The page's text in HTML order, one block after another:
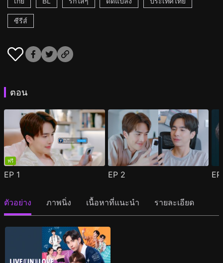
ซีรีส์
ตอน
ฟรี
EP 1 EP 2
ตัวอย่าง ภาพนิ่ง เนื้อหาที่แนะนำ รายละเอียด